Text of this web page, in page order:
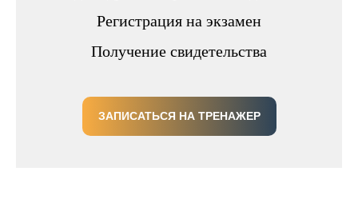
Регистрация на экзамен
Получение свидетельства
ЗАПИСАТЬСЯ НА ТРЕНАЖЕР